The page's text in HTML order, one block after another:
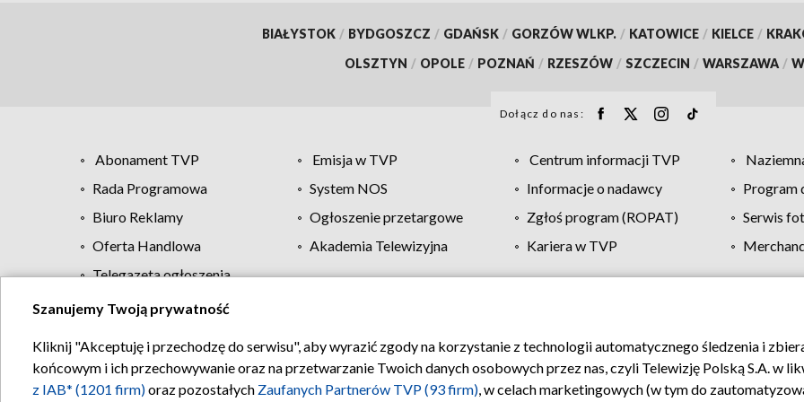
BIAŁYSTOK / BYDGOSZCZ / GDAŃSK / GORZÓW WLKP. / KATOWICE / KIELCE /
OLSZTYN / OPOLE / POZNAŃ / RZESZÓW / SZCZECIN / WARSZAWA /
Dołącz do nas:
Abonament TVP Emisja w TVP Centrum informacji TVP
Rada Programowa
System NOS Informacje o nadawcy
Program
Biuro Reklamy
Ogłoszenie przetargowe Zgłoś program (ROPAT)
Serwis
Oferta Handlowa
Akademia Telewizyjna Kariera w TVP
Telegazeta ogłoszenia
Regulamin TVP Polityka prywatności Moje zgody Pomoc Biuro
Szanujemy Twoją prywatność
Kliknij "Akceptuję i przechodzę do serwisu", aby wyrazić zgody na korzystanie z technologii automatycznego śledzenia i
końcowym i ich przechowywanie oraz na przetwarzanie Twoich danych osobowych przez nas, czyli Telewizję Polską S.A. w
z IAB* (1201 firm)oraz pozostałych Zaufanych Partnerów TVP (93 firm), w celach marketingowych (w tym do